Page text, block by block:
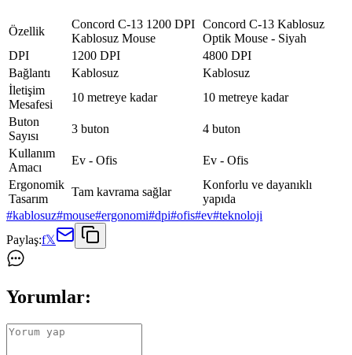
Özellik
Concord C-13 1200 DPI
Kablosuz Mouse
Concord C-13 Kablosuz
Optik Mouse - Siyah
DPI
1200 DPI
4800 DPI
Bağlantı
Kablosuz
Kablosuz
İletişim
Mesafesi
10 metreye kadar
10 metreye kadar
Buton
Sayısı
3 buton
4 buton
Kullanım
Amacı
Ev - Ofis
Ev - Ofis
Ergonomik
Tasarım
Tam kavrama sağlar
Konforlu ve dayanıklı
yapıda
#kablosuz#mouse#ergonomi#dpi#ofis#ev#teknoloji
Paylaş:f𝕏
Yorumlar: